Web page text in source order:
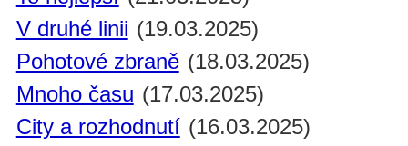
V druhé linii (19.03.2025)
Pohotové zbraně (18.03.2025)
Mnoho času (17.03.2025)
City a rozhodnutí (16.03.2025)